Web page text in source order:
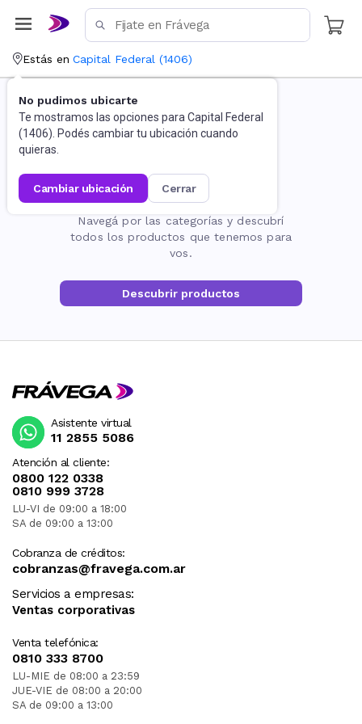
Estás en Capital Federal (1406)
No pudimos ubicarte
Te mostramos las opciones para Capital Federal
(1406). Podés cambiar tu ubicación cuando
quieras.
cambiar ubicación cerrar
La página no existe
Navegá por las categorías y descubrí
todos los productos que tenemos para
vos.
Descubrir productos
Atención al cliente:
0800 122 0338
0810 999 3728
LU-VI de 09:00 a 18:00
SA de 09:00 a 13:00
Cobranza de créditos:
cobranzas@fravega.com.ar
Servicios a empresas:
Ventas corporativas
Venta telefónica:
0810 333 8700
LU-MIE de 08:00 a 23:59
JUE-VIE de 08:00 a 20:00
SA de 09:00 a 13:00
Asistente virtual
11 2855 5086